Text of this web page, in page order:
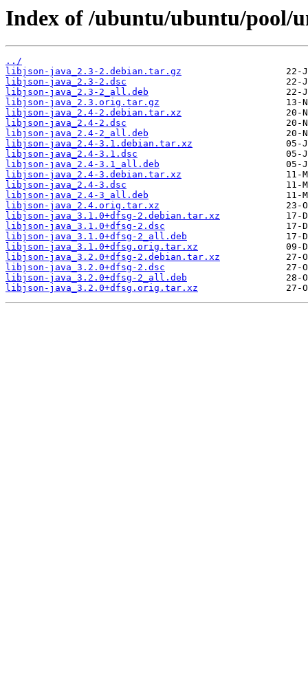
Index of /ubuntu/ubuntu/pool/
../
libjson-java_2.3-2.debian.tar.gz
libjson-java_2.3-2.dsc
libjson-java_2.3-2_all.deb
libjson-java_2.3.orig.tar.gz
libjson-java_2.4-2.debian.tar.xz
libjson-java_2.4-2.dsc
libjson-java_2.4-2_all.deb
libjson-java_2.4-3.1.debian.tar.xz
libjson-java_2.4-3.1.dsc
libjson-java_2.4-3.1_all.deb
libjson-java_2.4-3.debian.tar.xz
libjson-java_2.4-3.dsc
libjson-java_2.4-3_all.deb
libjson-java_2.4.orig.tar.xz
libjson-java_3.1.0+dfsg-2.debian.tar.xz
libjson-java_3.1.0+dfsg-2.dsc
libjson-java_3.1.0+dfsg-2_all.deb
libjson-java_3.1.0+dfsg.orig.tar.xz
libjson-java_3.2.0+dfsg-2.debian.tar.xz
libjson-java_3.2.0+dfsg-2.dsc
libjson-java_3.2.0+dfsg-2_all.deb
libjson-java_3.2.0+dfsg.orig.tar.xz